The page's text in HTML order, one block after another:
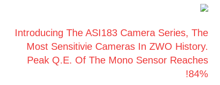
Introducing The ASI183 Camera Series, The
Most Sensitivie Cameras In ZWO History.
Peak Q.E. Of The Mono Sensor Reaches
84%!